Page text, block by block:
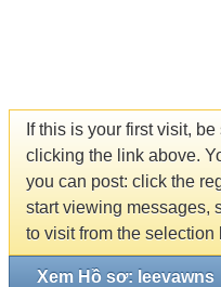
If this is your first visit,
clicking the link above.
you can post: click the
start viewing messages,
to visit from the selection
Xem Hồ sơ: leevawns